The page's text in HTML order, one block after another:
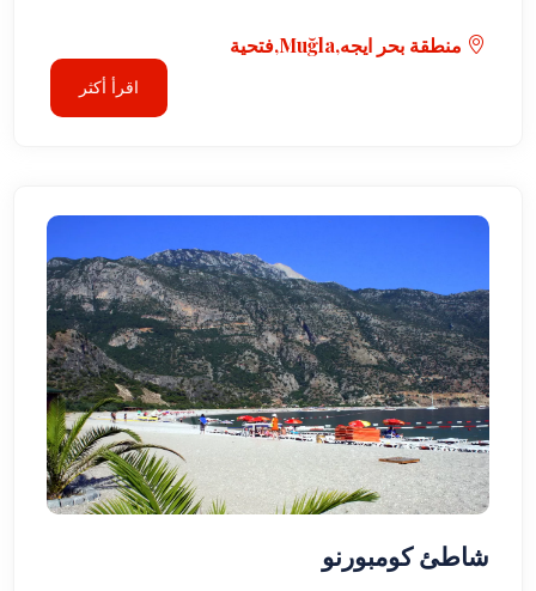
منطقة بحر ايجه,Muğla,فتحية
اقرأ أكثر
شاطئ كومبورنو